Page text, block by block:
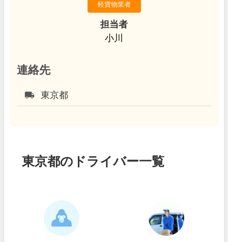
軽貨物業者
担当者
小川
連絡先
local_shipping 東京都
東京都のドライバー一覧